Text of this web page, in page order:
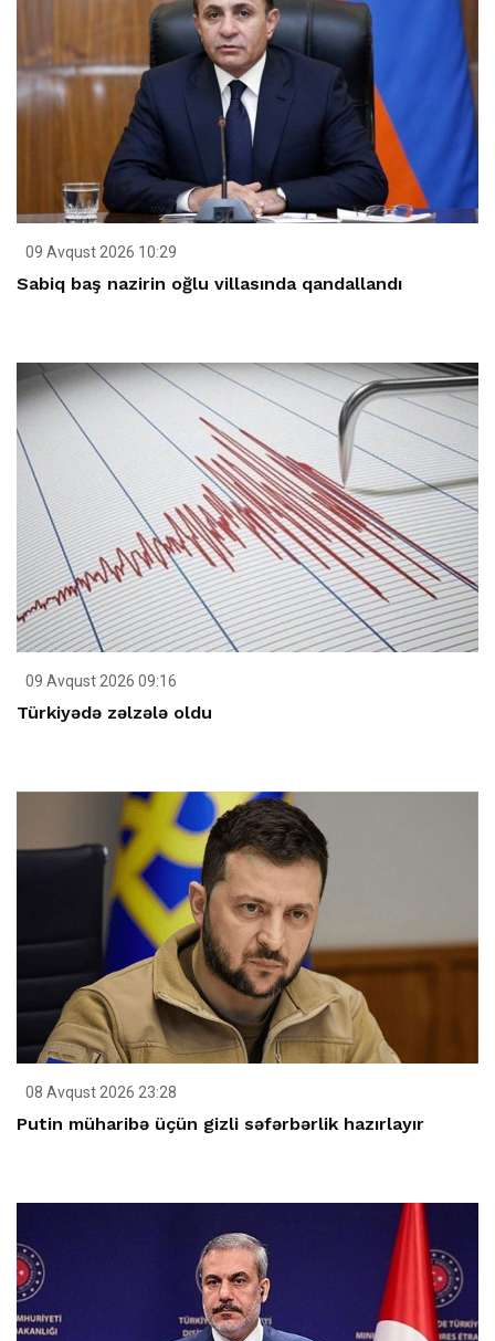
09 Avqust 2026 10:29
Sabiq baş nazirin oğlu villasında qandallandı
09 Avqust 2026 09:16
Türkiyədə zəlzələ oldu
08 Avqust 2026 23:28
Putin müharibə üçün gizli səfərbərlik hazırlayır